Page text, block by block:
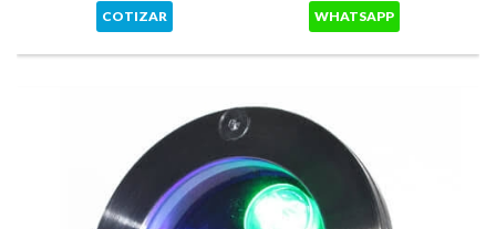
COTIZAR WHATSAPP